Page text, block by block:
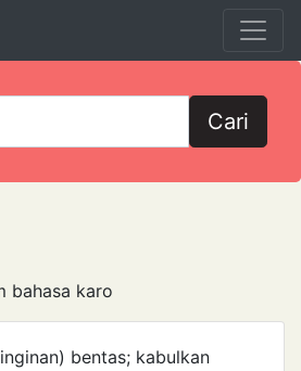
Cari
bahasa karo
bentas; kabulkan